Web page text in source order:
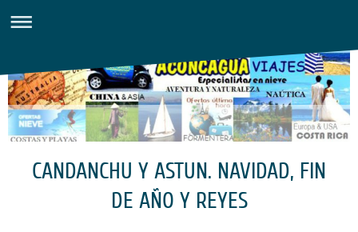
CANDANCHU Y ASTUN. NAVIDAD, FIN
DE AÑO Y REYES